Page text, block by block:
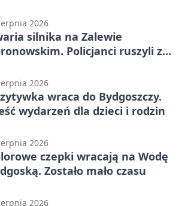
2026
silnika na Zalewie
Policjanci ruszyli z
2026
wraca do Bydgoszczy.
wydarzeń dla dzieci i rodzin
2026
czepki wracają na Wodę
Zostało mało czasu
2026